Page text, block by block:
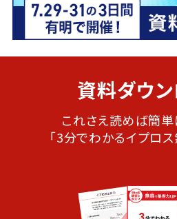
資料ダウ
これさえ読めば簡単
「3分でわかるイプロ